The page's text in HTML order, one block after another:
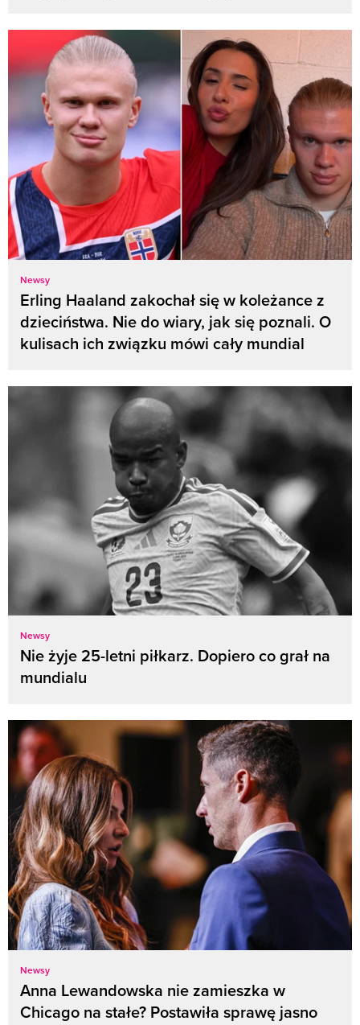
Newsy
Erling Haaland zakochał się w koleżance z
dzieciństwa. Nie do wiary, jak się poznali. O
kulisach ich związku mówi cały mundial
Newsy
Nie żyje 25-letni piłkarz. Dopiero co grał na
mundialu
Newsy
Anna Lewandowska nie zamieszka w
Chicago na stałe? Postawiła sprawę jasno